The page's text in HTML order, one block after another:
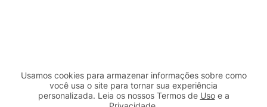
Usamos cookies para armazenar informações sobre como
você usa o site para tornar sua experiência
personalizada. Leia os nossos Termos de Usoe a